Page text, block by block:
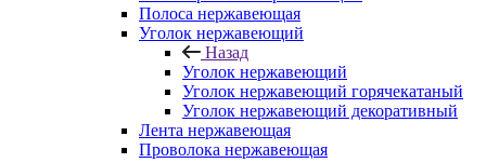
Полоса нержавеющая
Уголок нержавеющий
Назад
Уголок нержавеющий
Уголок нержавеющий горячекатаный
Уголок нержавеющий декоративный
Лента нержавеющая
Проволока нержавеющая